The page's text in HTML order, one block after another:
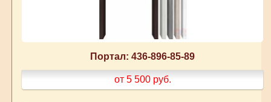
Портал: 436-896-85-89
от 5 500 руб.